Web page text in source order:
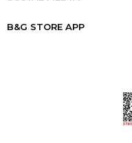
B&G STORE APP